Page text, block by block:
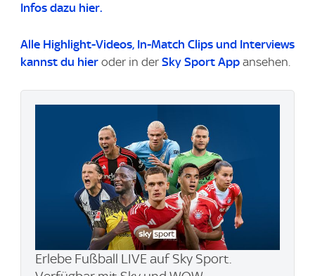
Infos dazu hier.
Alle Highlight-Videos, In-Match Clips und Interviews
kannst du hier oder in der Sky Sport App ansehen.
Erlebe Fußball LIVE auf Sky Sport.